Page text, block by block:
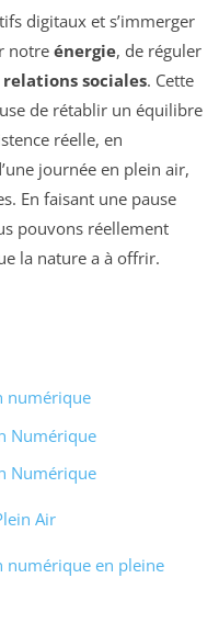
digitaux et s’immerger
notreénergie, de réguler
relations sociales. Cette
de rétablir un équilibre
réelle, en
journée en plein air,
En faisant une pause
pouvons réellement
la nature a à offrir.
numérique
Numérique
Numérique
Air
numérique en pleine